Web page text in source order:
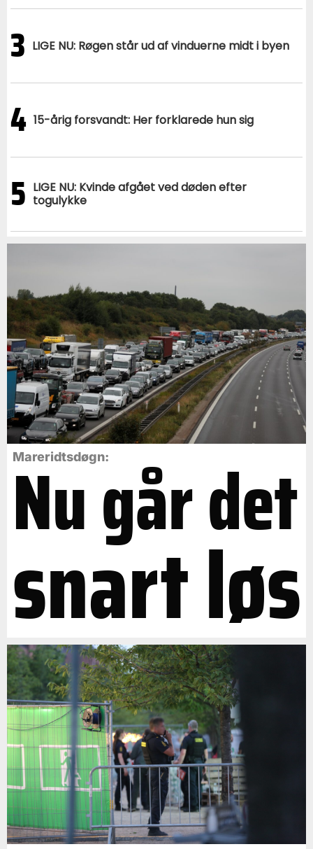
3 LIGE NU: Røgen står ud af vinduerne midt i byen
4 15-årig forsvandt: Her forklarede hun sig
5 LIGE NU: Kvinde afgået ved døden efter
togulykke
Mareridtsdøgn:
Nu går det
snart løs